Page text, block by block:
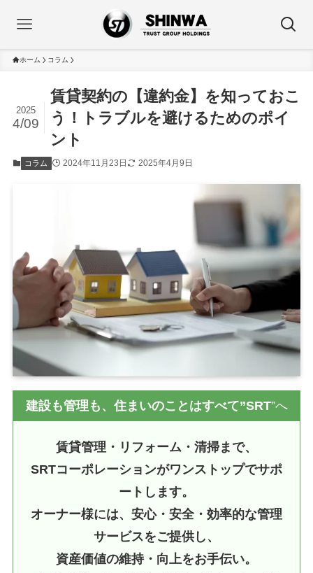
ホーム コラム
賃貸契約の【違約金】を知っておこ
う！トラブルを避けるためのポイ
ント
2025
4/09
コラム 2024年11月23日 2025年4月9日
建設も管理も、住まいのことはすべて”SRT”へ
賃貸管理・リフォーム・清掃まで、
SRTコーポレーションがワンストップでサポ
ートします。
オーナー様には、安心・安全・効率的な管理
サービスをご提供し、
資産価値の維持・向上をお手伝い。